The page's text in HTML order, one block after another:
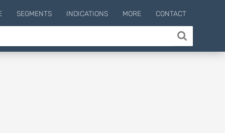
SEGMENTS INDICATIONS MORE CONTACT